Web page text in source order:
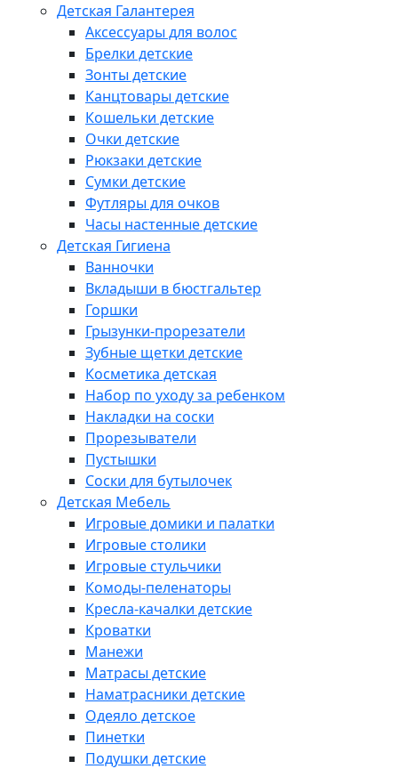
Детская Галантерея
Аксессуары для волос
Брелки детские
Зонты детские
Канцтовары детские
Кошельки детские
Очки детские
Рюкзаки детские
Сумки детские
Футляры для очков
Часы настенные детские
Детская Гигиена
Ванночки
Вкладыши в бюстгальтер
Горшки
Грызунки-прорезатели
Зубные щетки детские
Косметика детская
Набор по уходу за ребенком
Накладки на соски
Прорезыватели
Пустышки
Соски для бутылочек
Детская Мебель
Игровые домики и палатки
Игровые столики
Игровые стульчики
Комоды-пеленаторы
Кресла-качалки детские
Кроватки
Манежи
Матрасы детские
Наматрасники детские
Одеяло детское
Пинетки
Подушки детские